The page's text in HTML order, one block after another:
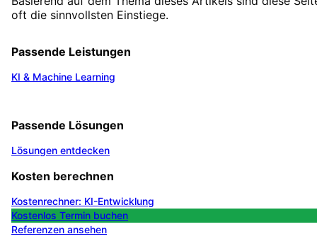
oft die sinnvollsten Einstiege.
Passende Leistungen
KI & Machine Learning
Passende Lösungen
Lösungen entdecken
Kosten berechnen
Kostenrechner: KI-Entwicklung
Kostenlos Termin buchen
Referenzen ansehen